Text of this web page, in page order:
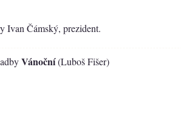
Ivan Čámský, prezident.
Vánoční(Luboš Fišer)